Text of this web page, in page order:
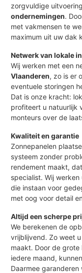
zorgvuldige
ondernemingen.
met vakmensen te
maximum uit uw dak
Netwerk van lokale
Wij werken met een
Vlaanderen, zo is er
eventuele storingen
Dat is onze kracht:
profiteert u natuurlijk
monteurs over de
Kwaliteit en garantie
Zonnepanelen
systeem zonder
rendement maakt,
specialist. Wij
die instaan voor
met oog voor detail
Altijd een scherpe
We berekenen de
vrijblijvend. Zo weet
maakt. Door de
iedere maand,
Daarmee